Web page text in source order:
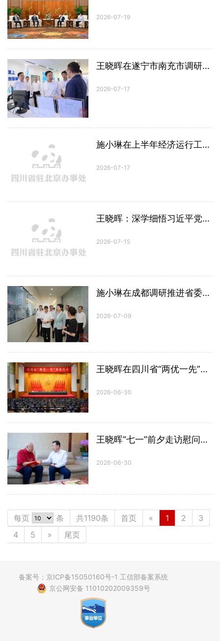
2026-07-19
王晓晖在遂宁市南充市调研时强调：加快塑造高质量发展新动能新优势，全力推动经济平稳运行向新向优发展
2026-07-17
施小琳在上半年经济运行工作专题会议上强调：锚定目标精准施策加力攻坚，做优做强高质量发展新动能
2026-07-17
王晓晖：深学细悟习近平党建思想和习近平总书记“七一”重要讲话，在新征程上更好地锤炼党性修养强化担当精神
2026-07-15
施小琳在成都调研推进省委十二届九次全会精神贯彻落实：加快推进城乡融合发展，积极探索农业农村现代化新路径
2026-07-09
王晓晖在四川省“两优一先”表彰大会上强调：大力营造学习先进崇尚先进争做先进的浓厚氛围，以实干实绩奋力谱写中国式现代化四川新篇章
2026-06-30
王晓晖“七一”前夕走访慰问老党员 向全省广大共产党员致以节日祝福
2026-06-30
每页 条 共1190条 首页 « 1 2
3
4
5 » 尾页
备案号：京ICP备15050160号-1 工信部备案系统
京公网安备 11010202009359号